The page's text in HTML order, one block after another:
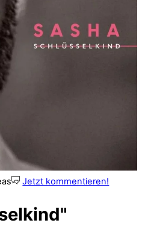
Jetzt kommentieren!